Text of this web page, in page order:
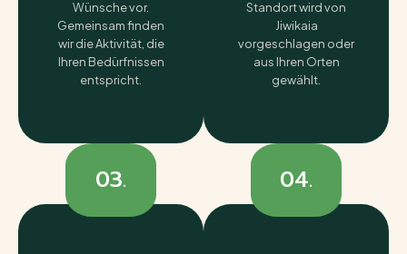
Wünsche vor.
Gemeinsam finden
wir die Aktivität, die
Ihren Bedürfnissen
entspricht.
Standort wird von
Jiwikaia
vorgeschlagen oder
aus Ihren Orten
gewählt.
03. 04.